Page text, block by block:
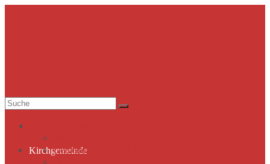
Kirchgemeinde
Suche
Gemeindekirchenrat & Mitarbeiter